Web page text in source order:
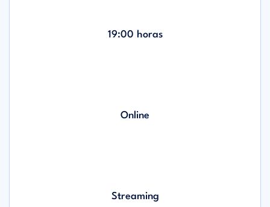
19:00 horas
Online
Streaming